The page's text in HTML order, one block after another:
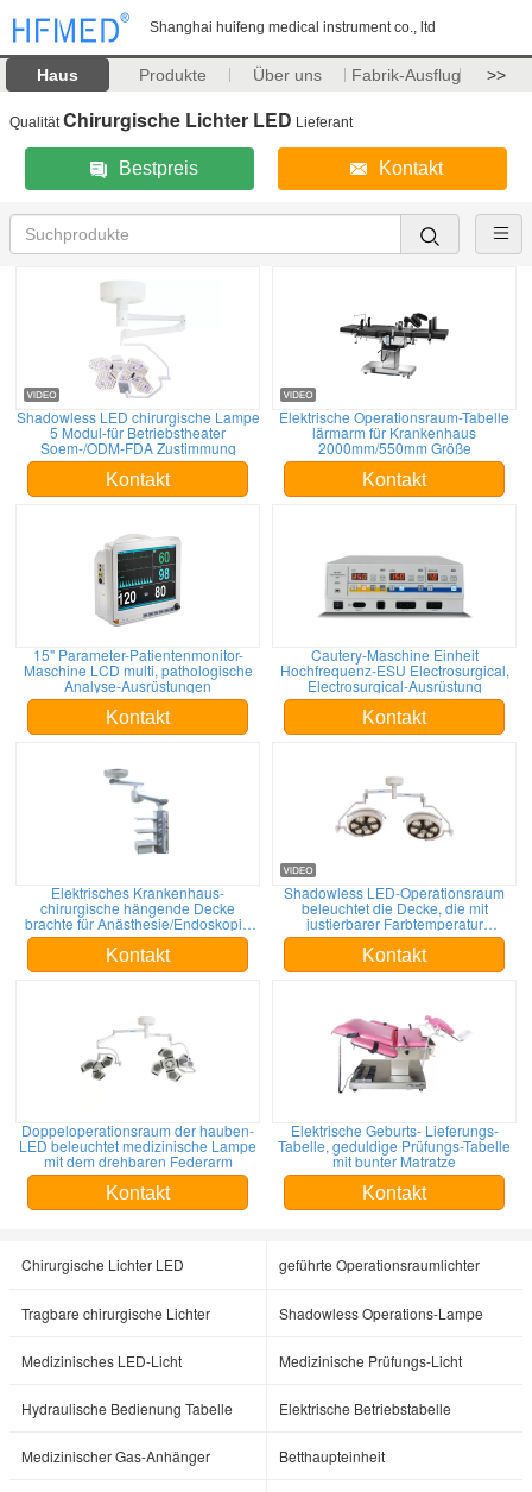
Shanghai huifeng medical instrument co., ltd
Haus Produkte Über uns Fabrik-Ausflug >>
QualitätChirurgische Lichter LED Lieferant
Bestpreis Kontakt
Shadowless LED chirurgische Lampe
5 Modul-für Betriebstheater
Soem-/ODM-FDA Zustimmung
Kontakt
Elektrische Operationsraum-Tabelle
lärmarm für Krankenhaus
2000mm/550mm Größe
Kontakt
15" Parameter-Patientenmonitor-
Maschine LCD multi, pathologische
Analyse-Ausrüstungen
Kontakt
Cautery-Maschine Einheit
Hochfrequenz-ESU Electrosurgical,
Electrosurgical-Ausrüstung
Kontakt
Elektrisches Krankenhaus-
chirurgische hängende Decke
brachte für Anästhesie/Endoskopie
an
Kontakt
Shadowless LED-Operationsraum
beleuchtet die Decke, die mit
justierbarer Farbtemperatur
angebracht wird
Kontakt
Doppeloperationsraum der hauben-
LED beleuchtet medizinische Lampe
mit dem drehbaren Federarm
Kontakt
Elektrische Geburts- Lieferungs-
Tabelle, geduldige Prüfungs-Tabelle
mit bunter Matratze
Kontakt
Chirurgische Lichter LED geführte Operationsraumlichter
Tragbare chirurgische Lichter Shadowless Operations-Lampe
Medizinisches LED-Licht Medizinische Prüfungs-Licht
Hydraulische Bedienung Tabelle Elektrische Betriebstabelle
Medizinischer Gas-Anhänger Betthaupteinheit